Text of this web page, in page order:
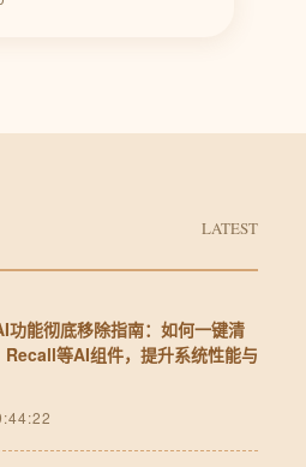
LATEST
能彻底移除指南：如何一键清
等AI组件，提升系统性能与